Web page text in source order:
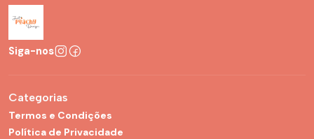
Siga-nos
Categorias
Termos e Condições
Política de Privacidade